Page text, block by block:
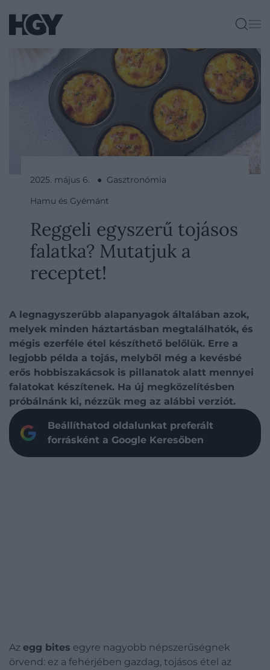
2025. május 6. ● Gasztronómia
Hamu és Gyémánt
Reggeli egyszerű tojásos
falatka? Mutatjuk a
receptet!
A legnagyszerűbb alapanyagok általában azok,
melyek minden háztartásban megtalálhatók, és
mégis ezerféle étel készíthető belőlük. Erre a
legjobb példa a tojás, melyből még a kevésbé
erős hobbiszakácsok is pillanatok alatt mennyei
falatokat készítenek. Ha új megközelítésben
próbálnánk ki, nézzük meg az alábbi verziót.
Beállíthatod oldalunkat preferált
forrásként a Google Keresőben
Az egg bites egyre nagyobb népszerűségnek
örvend: ez a fehérjében gazdag, tojásos étel az